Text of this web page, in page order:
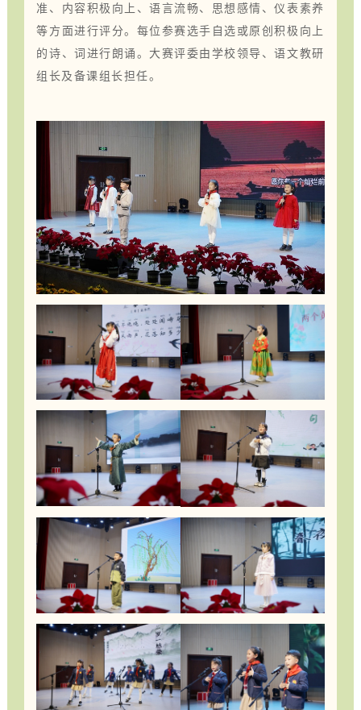
准、内容积极向上 、语言流畅、思想感情、仪表素养
等方面进行评分。每位参赛选手 自选或原创积极向上
的诗、词进行朗诵。大赛评委由学校领导、语文教研
组长及备课组长担任。